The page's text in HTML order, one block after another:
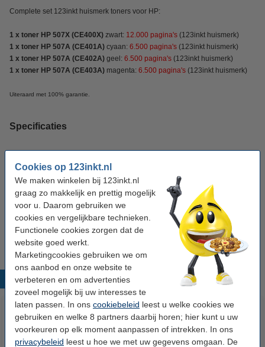
Cookies op 123inkt.nl
We maken winkelen bij 123inkt.nl
graag zo makkelijk en prettig mogelijk
voor u. Daarom gebruiken we
cookies en vergelijkbare technieken.
Functionele cookies zorgen dat de
website goed werkt.
Marketingcookies gebruiken we om
ons aanbod en onze website te
verbeteren en om advertenties
zoveel mogelijk bij uw interesses te
laten passen. In ons cookiebeleid leest u welke cookies we
gebruiken en welke 8 partners daarbij horen; hier kunt u uw
voorkeuren op elk moment aanpassen of intrekken. In ons
privacybeleid leest u hoe we met uw gegevens omgaan. De
Complete set 123inkt huismerk toners voor HP:
1 x toner HP 507X (CE400X) zwart: 12.000 pagina's (123inkt huismerk)
1 x toner HP 507A (CE401A) cyaan: 6.500 pagina's (123inkt huismerk)
1 x toner HP 507A (CE402A) geel: 6.500 pagina's (123inkt huismerk)
1 x toner HP 507A (CE403A) magenta: 6.500 pagina's (123inkt huismerk)
Uiteraard met 100% garantie.
Specificaties
Tip: papier meebestellen
123inkt kopieerpapier 1 doos van 2.500 vel A4 -
80 grams FSC® Mix Credit
€ 33,50
Populaire producten